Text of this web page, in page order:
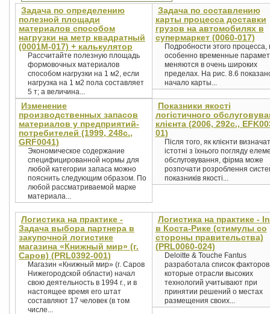
Задача по определению
полезной площади
материалов способом
нагрузки на метр квадратный
(0001М-017) + калькулятор
Рассчитайте полезную площадь
формовочных материалов
способом нагрузки на 1 м2, если
нагрузка на 1 м2 пола составляет
5 т; а величина...
Задача по составлению
карты процесса доставки
грузов на автомобилях в
супермаркет (0060-017)
Подробности этого процесса,
особенно временные
меняются в очень широких
пределах. На рис. 8.6
начало карты...
Изменение
производственных запасов
материалов у предприятий-
потребителей (1999, 248с.,
GRF0041)
Экономическое содержание
специфицированной нормы для
любой категории запаса можно
пояснить следующим образом. По
любой рассматриваемой марке
материала...
Показники якості
логістичного
клієнта (2006, 292c.,
01)
Після того, як клієнти
істотні з їхнього погляду
обслуговування, фірма може
розпочати розроблення
показників якості...
Логистика на практике -
Задача выбора партнера в
закупочной логистике
магазина «Книжный мир» (г.
Саров) (PRL0392-001)
Магазин «Книжный мир» (г. Саров
Нижегородской области) начал
свою деятельность в 1994 г., и в
настоящее время его штат
составляют 17 человек (в том
числе...
Логистика на практике -
в Коста-Рике (стимулы со
стороны правительства)
(PRL0060-024)
Deloitte & Touche Fantus
разработала список
которые отрасли высоких
технологий учитывают при
принятии решений о местах
размещения своих...